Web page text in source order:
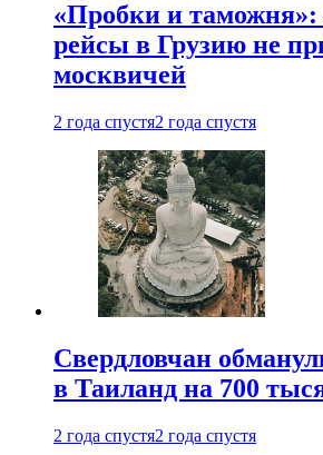
«Пробки и таможня»:
рейсы в Грузию не
москвичей
2 года спустя2 года спустя
Свердловчан
в Таиланд на 700
2 года спустя2 года спустя